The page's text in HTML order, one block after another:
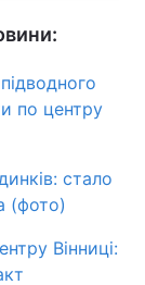
по центру
стало
(фото)
Вінниці: